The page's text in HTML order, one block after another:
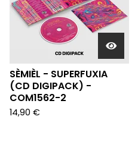
SÈMIÈL - SUPERFUXIA
(CD DIGIPACK) -
COM1562-2
14,90 €